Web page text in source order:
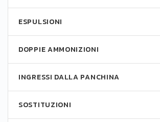
ESPULSIONI
DOPPIE AMMONIZIONI
INGRESSI DALLA PANCHINA
SOSTITUZIONI